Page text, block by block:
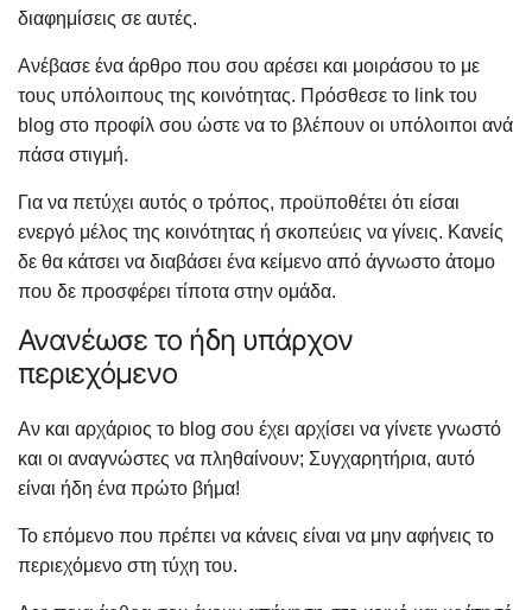
διαφημίσεις σε αυτές.
Ανέβασε ένα άρθρο που σου αρέσει και μοιράσου το με
τους υπόλοιπους της κοινότητας. Πρόσθεσε το link του
blog στο προφίλ σου ώστε να το βλέπουν οι υπόλοιποι ανά
πάσα στιγμή.
Για να πετύχει αυτός ο τρόπος, προϋποθέτει ότι είσαι
ενεργό μέλος της κοινότητας ή σκοπεύεις να γίνεις. Κανείς
δε θα κάτσει να διαβάσει ένα κείμενο από άγνωστο άτομο
που δε προσφέρει τίποτα στην ομάδα.
Ανανέωσε το ήδη υπάρχον
περιεχόμενο
Αν και αρχάριος το blog σου έχει αρχίσει να γίνετε γνωστό
και οι αναγνώστες να πληθαίνουν; Συγχαρητήρια, αυτό
είναι ήδη ένα πρώτο βήμα!
Το επόμενο που πρέπει να κάνεις είναι να μην αφήνεις το
περιεχόμενο στη τύχη του.